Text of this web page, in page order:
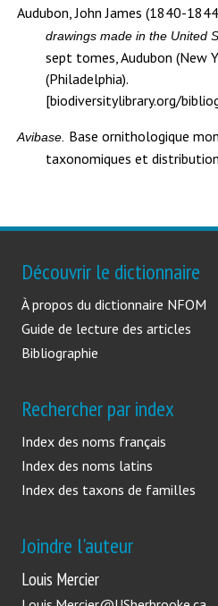
Audubon, John James (1840-
drawings made in the United
sept tomes, Audubon (New
(Philadelphia).
[biodiversitylibrary.org/
Avibase. Base ornithologique
taxonomiques et
Découvrir le dictionnaire
À propos du dictionnaire NFOM
Guide de lecture des articles
Bibliographie
Rechercher par index
Index des noms français
Index des noms latins
Index des taxons de familles
Joindre l'auteur
Louis Mercier